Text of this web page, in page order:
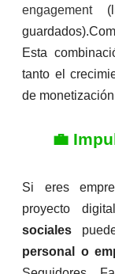
engagement
Esta
tanto el
de
💼
Si eres
proyecto
sociales
personal o